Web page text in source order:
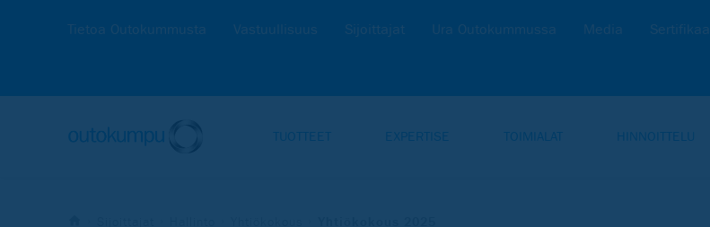
Tietoa Outokummusta Vastuullisuus Sijoittajat Ura Outokummussa Media
TUOTTEET EXPERTISE TOIMIALAT HINNOITTELU